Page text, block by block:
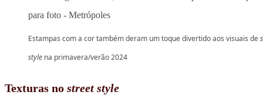
Estampas com a cor também deram um toque divertido aos visuais de
style na primavera/verão 2024
Texturas no street style